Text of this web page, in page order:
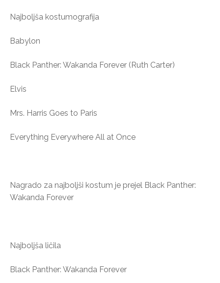
Najboljša kostumografija
Babylon
Black Panther: Wakanda Forever (Ruth Carter)
Elvis
Mrs. Harris Goes to Paris
Everything Everywhere All at Once
Nagrado za najboljši kostum je prejel Black Panther:
Wakanda Forever
Najboljša ličila
Black Panther: Wakanda Forever